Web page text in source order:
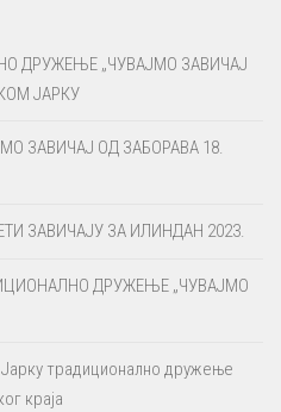
ДРУЖЕЊЕ „ЧУВАЈМО ЗАВИЧАЈ
ЈАРКУ
ЗАВИЧАЈ ОД ЗАБОРАВА 18.
ЗАВИЧАЈУ ЗА ИЛИНДАН 2023.
ДРУЖЕЊЕ „ЧУВАЈМО
традиционално дружење
краја